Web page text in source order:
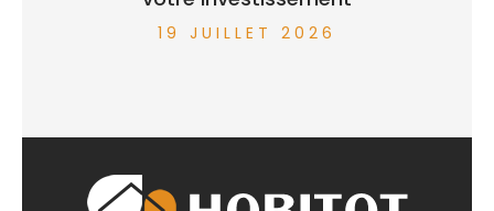
19 JUILLET 2026